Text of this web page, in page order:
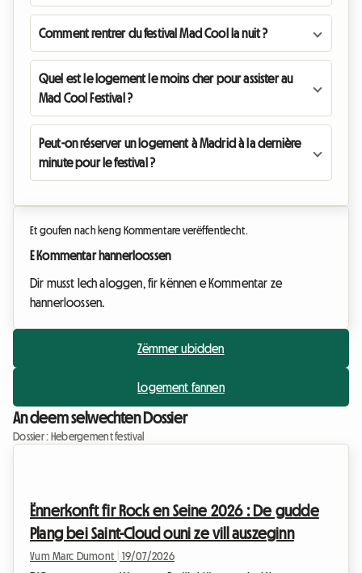
Comment rentrer du festival Mad Cool la nuit ?
Quel est le logement le moins cher pour assister au
Mad Cool Festival ?
Peut-on réserver un logement à Madrid à la dernière
minute pour le festival ?
Et goufen nach keng Kommentare verëffentlecht.
E Kommentar hannerloossen
Dir musst Iech aloggen, fir kënnen e Kommentar ze
hannerloossen.
Zëmmer ubidden
Logement fannen
An deem selwechten Dossier
Dossier : Hebergement festival
Ënnerkonft fir Rock en Seine 2026 : De gudde
Plang bei Saint-Cloud ouni ze vill auszeginn
Vum Marc Dumont 19/07/2026